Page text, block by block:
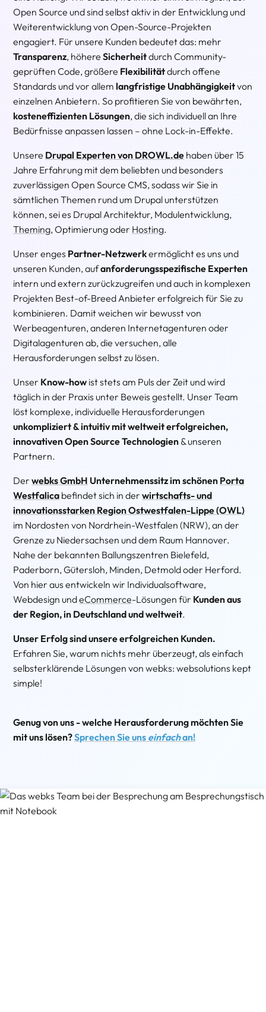
Open Source und sind selbst aktiv in der Entwicklung und
Weiterentwicklung von Open-Source-Projekten
engagiert. Für unsere Kunden bedeutet das: mehr
Transparenz, höhereSicherheitdurch Community-
geprüften Code, größere Flexibilitätdurch offene
Standards und vor allem langfristige Unabhängigkeitvon
einzelnen Anbietern. So profitieren Sie von bewährten,
kosteneffizienten Lösungen, die sich individuell an Ihre
Bedürfnisse anpassen lassen – ohne Lock-in-Effekte.
Unsere Drupal Experten von DROWL.de haben über 15
Jahre Erfahrung mit dem beliebten und besonders
zuverlässigen Open Source CMS, sodass wir Sie in
sämtlichen Themen rund um Drupal unterstützen
können, sei es Drupal Architektur, Modulentwicklung,
Theming, Optimierung oder Hosting.
Unser enges Partner-Netzwerkermöglicht es uns und
unseren Kunden, aufanforderungsspezifische Experten
intern und extern zurückzugreifen und auch in komplexen
Projekten Best-of-Breed Anbieter erfolgreich für Sie zu
kombinieren. Damit weichen wir bewusst von
Werbeagenturen, anderen Internetagenturen oder
Digitalagenturen ab, die versuchen, alle
Herausforderungen selbst zu lösen.
Unser Know-how ist stets am Puls der Zeit und wird
täglich in der Praxis unter Beweis gestellt. Unser Team
löst komplexe, individuelle Herausforderungen
unkompliziert & intuitiv mit weltweit erfolgreichen,
innovativen Open Source Technologien & unseren
Partnern.
Derwebks GmbH Unternehmenssitz im schönen Porta
Westfalica befindet sich in derwirtschafts- und
innovationsstarken Region Ostwestfalen-Lippe (OWL)
im Nordosten von Nordrhein-Westfalen (NRW), an der
Grenze zu Niedersachsen und dem Raum Hannover.
Nahe der bekannten Ballungszentren Bielefeld,
Paderborn, Gütersloh, Minden, Detmold oder Herford.
Von hier aus entwickeln wir Individualsoftware,
Webdesign undeCommerce-Lösungen für Kunden aus
der Region, in Deutschland und weltweit.
Unser Erfolg sind unsere erfolgreichen Kunden.
Erfahren Sie, warum nichts mehr überzeugt, als einfach
selbsterklärende Lösungen von webks: websolutions kept
simple!
Genug von uns - welche Herausforderung möchten Sie
mit uns lösen?Sprechen Sie uns einfachan!